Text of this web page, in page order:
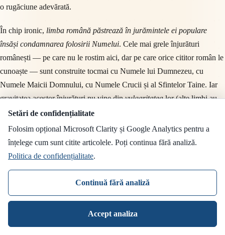
o rugăciune adevărată.
În chip ironic, limba română păstrează în jurămintele ei populare
însăși condamnarea folosirii Numelui. Cele mai grele înjurături
românești — pe care nu le rostim aici, dar pe care orice cititor român le
cunoaște — sunt construite tocmai cu Numele lui Dumnezeu, cu
Numele Maicii Domnului, cu Numele Crucii și al Sfintelor Taine. Iar
gravitatea acestor înjurături nu vine dinvulgaritatealor (alte limbi au
vulgarități mult mai aspre fără să atingă Numele), ci tocmai din
folosirea Numelui. Despre acest chip cel mai grav al călcării poruncii a
treia vom vorbi mai jos, în secțiunea despre înjurătură și hulă.
Un al doilea paradox merită observat.
problema este obișnuința nepăzită: au învățat formula din filme și din
vorbirea celor din jur și au preluat-o fără să gândească. Cu privire la cei
Setări de confidențialitate
Folosim opțional Microsoft Clarity și Google Analytics pentru a
înțelege cum sunt citite articolele. Poți continua fără analiză.
Politica de confidențialitate.
Continuă fără analiză
Accept analiza